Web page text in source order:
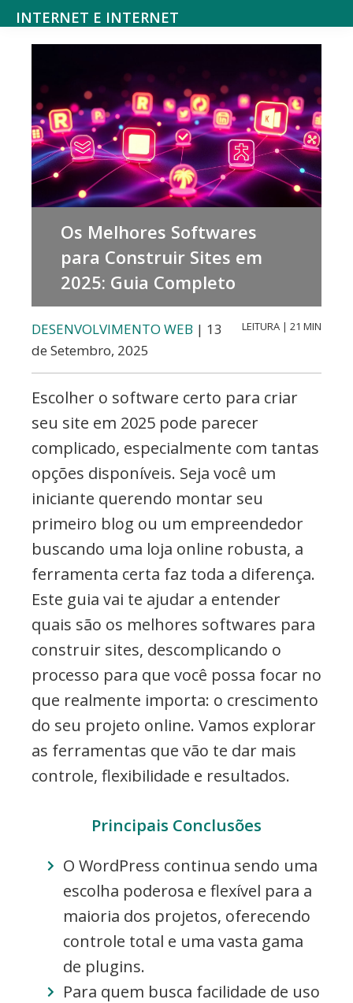
Saltar
menu
principal
Skip
content
INTERNET E INTERNET
Mundodanet
alojamento,
domínios,
SEO,
marketing
digital,
design,
hardware,
Adwords
muito
mais
Os Melhores Softwares
para Construir Sites em
2025: Guia Completo
DESENVOLVIMENTO WEB | 13
de Setembro, 2025
LEITURA | 21 MIN
Escolher o software certo para criar
seu site em 2025 pode parecer
complicado, especialmente com tantas
opções disponíveis. Seja você um
iniciante querendo montar seu
primeiro blog ou um empreendedor
buscando uma loja online robusta, a
ferramenta certa faz toda a diferença.
Este guia vai te ajudar a entender
quais são os melhores softwares para
construir sites, descomplicando o
processo para que você possa focar no
que realmente importa: o crescimento
do seu projeto online. Vamos explorar
as ferramentas que vão te dar mais
controle, flexibilidade e resultados.
Principais Conclusões
O WordPress continua sendo uma
escolha poderosa e flexível para a
maioria dos projetos, oferecendo
controle total e uma vasta gama
de plugins.
Para quem busca facilidade de uso